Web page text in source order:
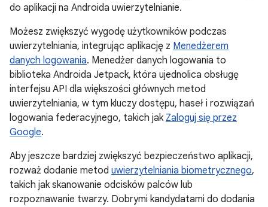
do aplikacji na Androida uwierzytelnianie.
Możesz zwiększyć wygodę użytkowników podczas
uwierzytelniania, integrując aplikację z Menedżerem
danych logowania. Menedżer danych logowania to
biblioteka Androida Jetpack, która ujednolica obsługę
interfejsu API dla większości głównych metod
uwierzytelniania, w tym kluczy dostępu, haseł i rozwiązań
logowania federacyjnego, takich jak Zaloguj się przez
Google.
Aby jeszcze bardziej zwiększyć bezpieczeństwo aplikacji,
rozważ dodanie metod uwierzytelniania biometrycznego,
takich jak skanowanie odcisków palców lub
rozpoznawanie twarzy. Dobrymi kandydatami do dodania